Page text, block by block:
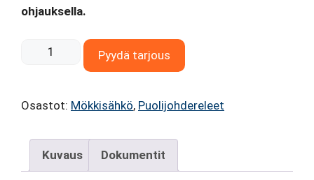
ohjauksella.
Puolijohderele
A
Pyydä tarjous
Osastot: Mökkisähkö, Puolijohdereleet
Kuvaus Dokumentit